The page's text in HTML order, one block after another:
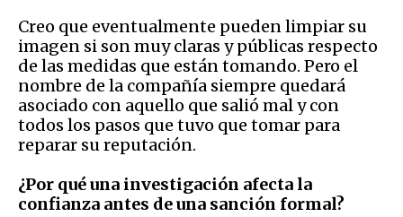
Creo que eventualmente pueden limpiar su
imagen si son muy claras y públicas respecto
de las medidas que están tomando. Pero el
nombre de la compañía siempre quedará
asociado con aquello que salió mal y con
todos los pasos que tuvo que tomar para
reparar su reputación.
¿Por qué una investigación afecta la
confianza antes de una sanción formal?